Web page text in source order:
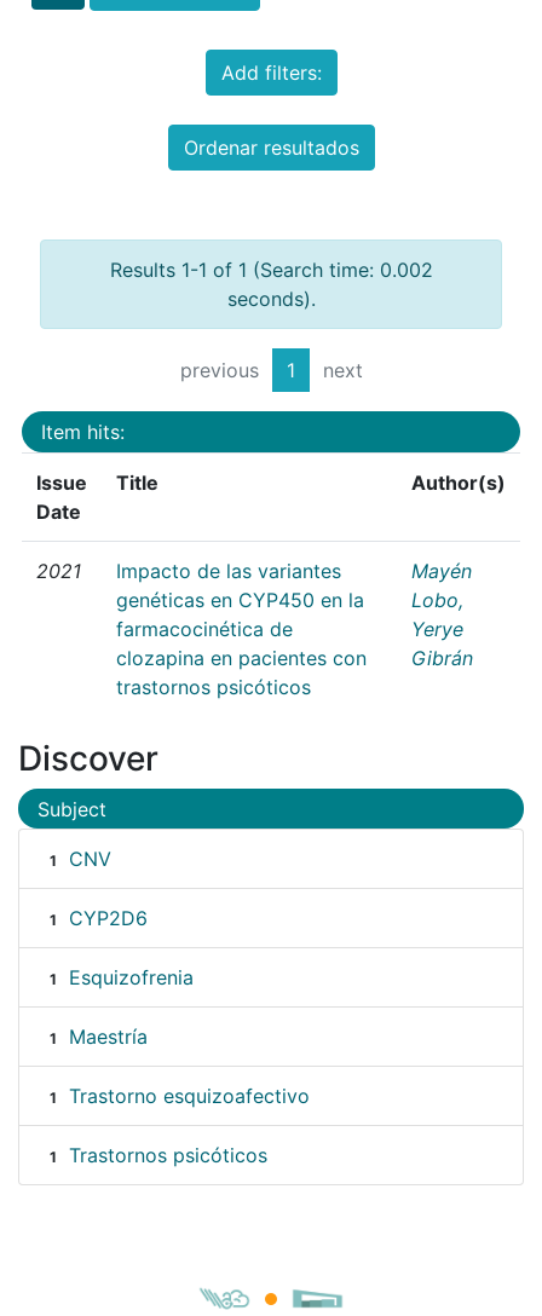
Add filters:
Ordenar resultados
Results 1-1 of 1 (Search time: 0.002
seconds).
previous 1 next
Item hits:
Issue
Date
Title Author(s)
2021
Impacto de las variantes
genéticas en CYP450 en la
farmacocinética de
clozapina en pacientes con
trastornos psicóticos
Mayén
Lobo,
Yerye
Gibrán
Discover
Subject
1 CNV
1 CYP2D6
1 Esquizofrenia
1 Maestría
1 Trastorno esquizoafectivo
1 Trastornos psicóticos